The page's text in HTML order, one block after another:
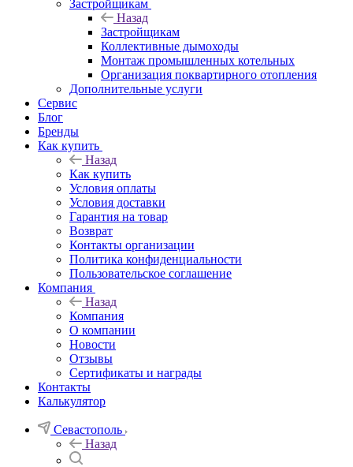
Застройщикам
Назад
Застройщикам
Коллективные дымоходы
Монтаж промышленных котельных
Организация поквартирного отопления
Дополнительные услуги
Сервис
Блог
Бренды
Как купить
Назад
Как купить
Условия оплаты
Условия доставки
Гарантия на товар
Возврат
Контакты организации
Политика конфиденциальности
Пользовательское соглашение
Компания
Назад
Компания
О компании
Новости
Отзывы
Сертификаты и награды
Контакты
Калькулятор
Севастополь
Назад